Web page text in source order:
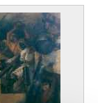
Bas) 1690